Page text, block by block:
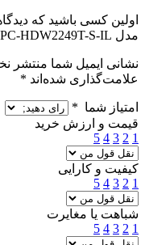
اولین کسی باشید که
مدل DH-IPC-HDW2249T-S-IL”
نشانی ایمیل شما منتشر
علامت‌گذاری شده‌اند *
امتیاز شما *
قیمت و ارزش خرید
1
2
3
4
5
کیفیت و کارایی
1
2
3
4
5
شباهت یا مغایرت
1
2
3
4
5